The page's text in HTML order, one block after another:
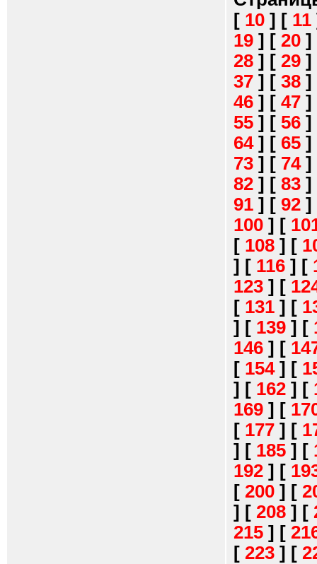
[ 10 ] [ 11
19 ] [ 20 ]
28 ] [ 29 ]
37 ] [ 38 ]
46 ] [ 47 ]
55 ] [ 56 ]
64] [ 65 ]
73 ] [ 74]
82 ] [ 83 ]
91 ] [ 92 ]
100 ] [
[ 108 ] [
] [ 116 ] [
123 ] [
[ 131 ] [
] [ 139 ] [
146 ] [
[ 154] [
] [ 162 ] [
169 ] [
[ 177 ] [
] [ 185 ] [
192 ] [
[ 200 ] [
] [ 208 ] [
215 ] [
[ 223 ] [